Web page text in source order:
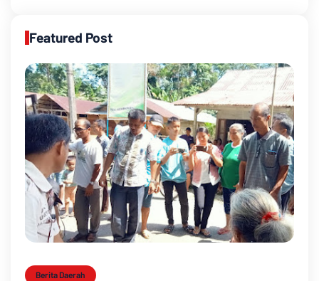
Featured Post
Berita Daerah